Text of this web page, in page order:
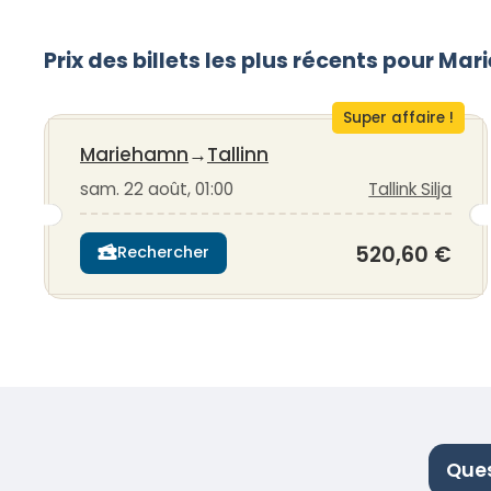
Prix des billets les plus récents pour
Super affaire !
Mariehamn→Tallinn
sam. 22 août, 01:00 Tallink Silja
Rechercher 520,60 €